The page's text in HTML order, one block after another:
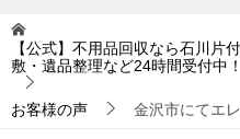
【公式】不用品回収なら石川片
敷・遺品整理など24時間受付中！
お客様の声 金沢市にてエ